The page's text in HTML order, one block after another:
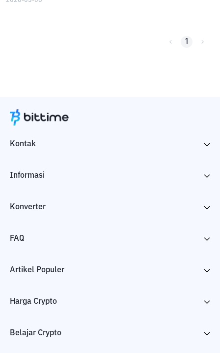
1
Kontak
Informasi
Konverter
FAQ
Artikel Populer
Harga Crypto
Belajar Crypto